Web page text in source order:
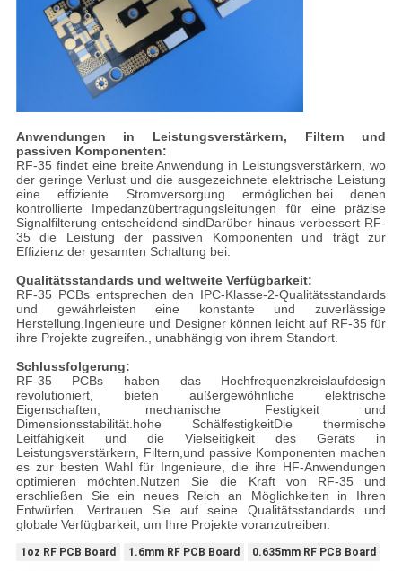
Anwendungen in Leistungsverstärkern, Filtern und
passiven Komponenten:
RF-35 findet eine breite Anwendung in Leistungsverstärkern, wo
der geringe Verlust und die ausgezeichnete elektrische Leistung
eine effiziente Stromversorgung ermöglichen.bei denen
kontrollierte Impedanzübertragungsleitungen für eine präzise
Signalfilterung entscheidend sindDarüber hinaus verbessert RF-
35 die Leistung der passiven Komponenten und trägt zur
Effizienz der gesamten Schaltung bei.
Qualitätsstandards und weltweite Verfügbarkeit:
RF-35 PCBs entsprechen den IPC-Klasse-2-Qualitätsstandards
und gewährleisten eine konstante und zuverlässige
Herstellung.Ingenieure und Designer können leicht auf RF-35 für
ihre Projekte zugreifen., unabhängig von ihrem Standort.
Schlussfolgerung:
RF-35 PCBs haben das Hochfrequenzkreislaufdesign
revolutioniert, bieten außergewöhnliche elektrische
Eigenschaften, mechanische Festigkeit und
Dimensionsstabilität.hohe SchälfestigkeitDie thermische
Leitfähigkeit und die Vielseitigkeit des Geräts in
Leistungsverstärkern, Filtern,und passive Komponenten machen
es zur besten Wahl für Ingenieure, die ihre HF-Anwendungen
optimieren möchten.Nutzen Sie die Kraft von RF-35 und
erschließen Sie ein neues Reich an Möglichkeiten in Ihren
Entwürfen. Vertrauen Sie auf seine Qualitätsstandards und
globale Verfügbarkeit, um Ihre Projekte voranzutreiben.
1oz RF PCB Board 1.6mm RF PCB Board 0.635mm RF PCB Board